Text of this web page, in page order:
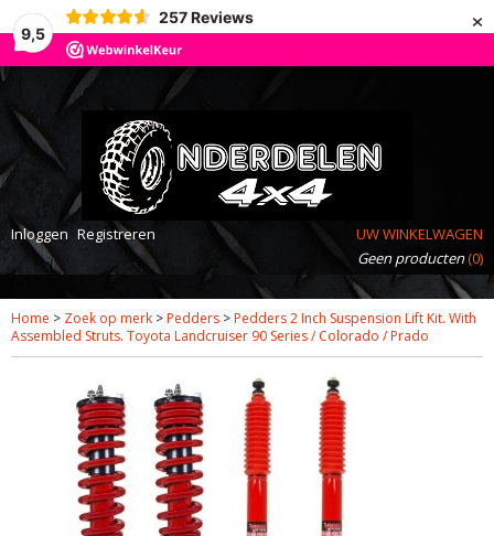
9,5
257 Reviews ×
Inloggen Registreren
UW WINKELWAGEN
Geen producten(0)
Home > Zoek op merk > Pedders > Pedders 2 Inch Suspension Lift Kit. With
Assembled Struts. Toyota Landcruiser 90 Series / Colorado / Prado